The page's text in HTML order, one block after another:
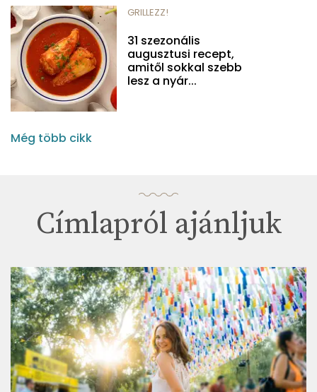
GRILLEZZ!
31 szezonális
augusztusi recept,
amitől sokkal szebb
lesz a nyár...
Még több cikk
Címlapról ajánljuk